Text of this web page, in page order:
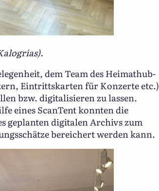
dem Team des Heimathub-
Eintrittskarten für Konzerte etc.)
bzw. digitalisieren zu lassen.
eines ScanTent konnten die
geplanten digitalen Archivs zum
bereichert werden kann.